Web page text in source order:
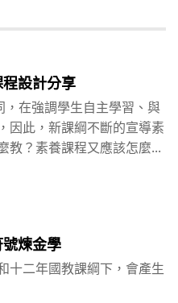
程設計分享
在強調學生自主學習、與
因此，新課綱不斷的宣導素
教？素養課程又應該怎麼...
號煉金學
十二年國教課綱下，會產生